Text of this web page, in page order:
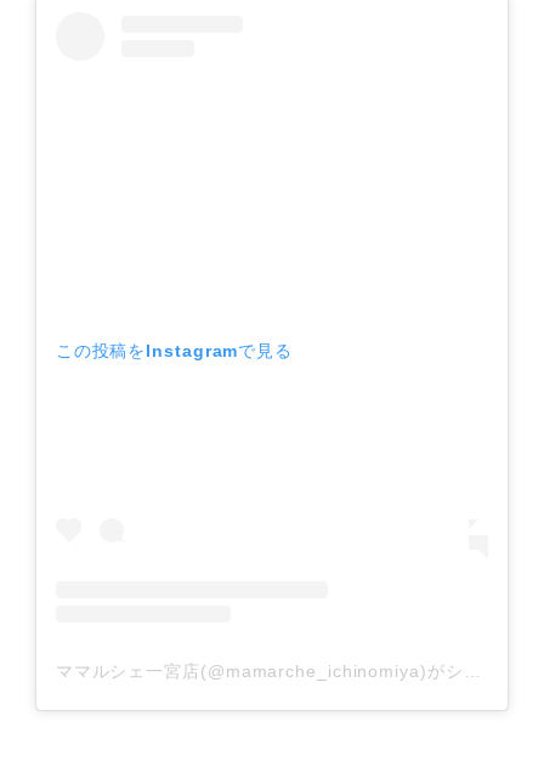
この投稿をInstagramで見る
ママルシェ一宮店(@mamarche_ichinomiya)がシェアした投稿